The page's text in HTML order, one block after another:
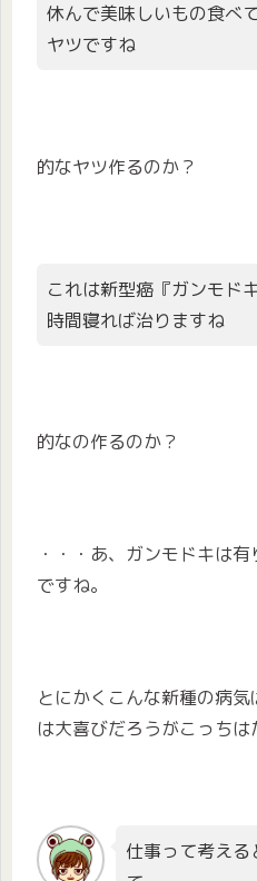
休んで美味しいもの食べ
ヤツですね
的なヤツ作るのか？
これは新型癌『ガンモド
時間寝れば治りますね
的なの作るのか？
・・・あ、ガンモドキは
ですね。
とにかくこんな新種の病
は大喜びだろうがこっちは
仕事って考える